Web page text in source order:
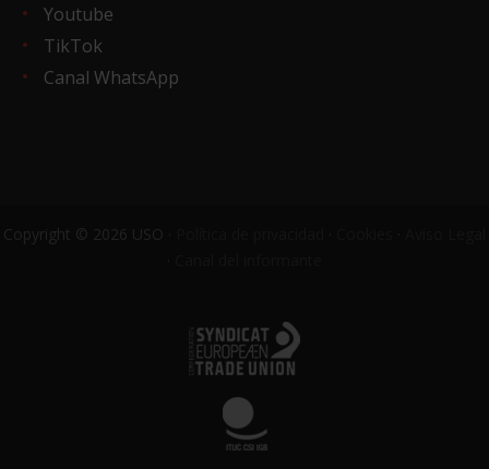
Youtube
TikTok
Canal WhatsApp
Copyright © 2026 USO ·